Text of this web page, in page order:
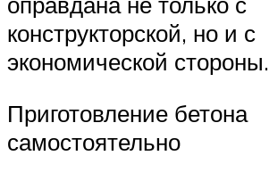
конструкторской, но и с
экономической стороны.
Приготовление бетона
самостоятельно